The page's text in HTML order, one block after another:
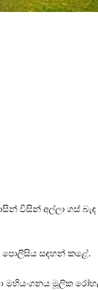
විසින් අල්ලා ගස්
පොලිසිය සඳහන් කළේ.
මහියංගනය මූලික